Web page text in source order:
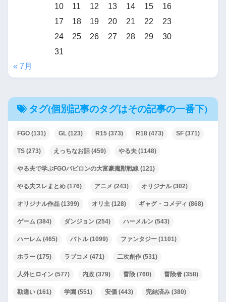
10
11 12 13 14 15
16
17
18 19 20 21 22
23
24
25 26 27 28 29
30
31
« 7月
タグ(個別記事のタグはその記事の一番下)
FGO (131) GL (123) R15 (373) R18 (473) SF (371)
TS (273) えっちなお話 (459) やる夫 (1148)
やる夫で学ぶFGOバビロンの大富豪魔獣戦線 (121)
やる夫スレまとめ (176) アニメ (243) オリジナル(302)
オリジナル作品 (1399) オリ主 (128) ギャグ・コメディ (868)
ゲーム (384) ダンジョン (254) ハーメルン (543)
ハーレム (465) バトル(1099) ファンタジー (1101)
ホラー (175) ラブコメ (471) 二次創作 (531)
人外ヒロイン (577) 内政 (379) 冒険 (760) 冒険者 (358)
勘違い (161) 学園 (551) 安価 (443) 完結済み (380)